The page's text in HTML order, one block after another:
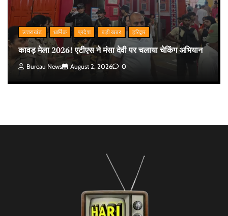
उत्तराखंड धार्मिक प्रदेश बड़ी खबर हरिद्वार
कावड़ मेला 2026! एटीएस ने मंसा देवी पर चलाया चेकिंग अभियान
Bureau News August 2, 2026 0